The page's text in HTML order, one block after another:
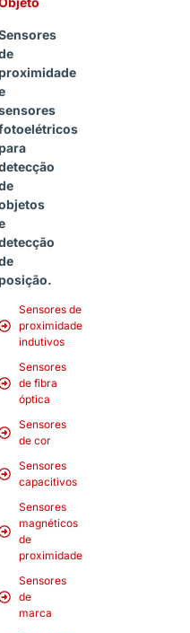
Sensores de
proximidade
indutivos
Sensores
de fibra
óptica
Sensores
de cor
Sensores
capacitivos
Sensores
magnéticos
de
proximidade
Sensores
de
marca